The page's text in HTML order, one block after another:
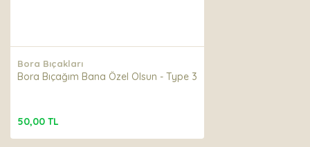
Bora Bıçakları
Bora Bıçağım Bana Özel Olsun - Type 3
50,00 TL